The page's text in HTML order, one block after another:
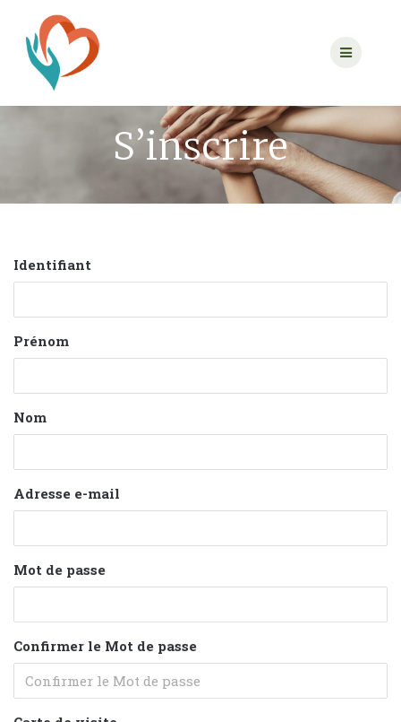
S’inscrire
Identifiant
Prénom
Nom
Adresse e-mail
Mot de passe
Confirmer le Mot de passe